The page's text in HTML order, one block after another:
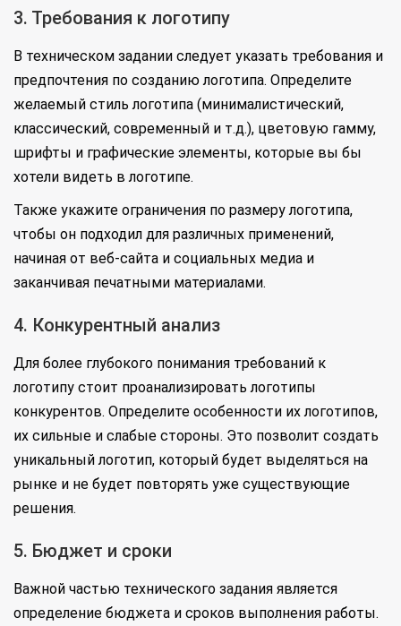
3. Требования к логотипу
В техническом задании следует указать требования и
предпочтения по созданию логотипа. Определите
желаемый стиль логотипа (минималистический,
классический, современный и т.д.), цветовую гамму,
шрифты и графические элементы, которые вы бы
хотели видеть в логотипе.
Также укажите ограничения по размеру логотипа,
чтобы он подходил для различных применений,
начиная от веб-сайта и социальных медиа и
заканчивая печатными материалами.
4. Конкурентный анализ
Для более глубокого понимания требований к
логотипу стоит проанализировать логотипы
конкурентов. Определите особенности их логотипов,
их сильные и слабые стороны. Это позволит создать
уникальный логотип, который будет выделяться на
рынке и не будет повторять уже существующие
решения.
5. Бюджет и сроки
Важной частью технического задания является
определение бюджета и сроков выполнения работы.